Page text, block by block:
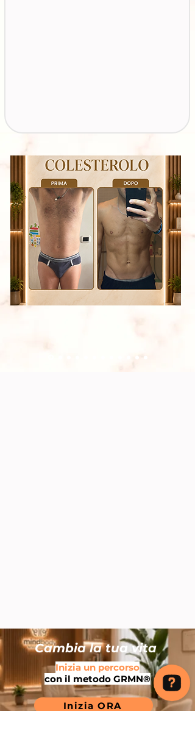
Cambia la tua vita
Inizia un percorso
con il metodo GRMN®
Inizia ORA